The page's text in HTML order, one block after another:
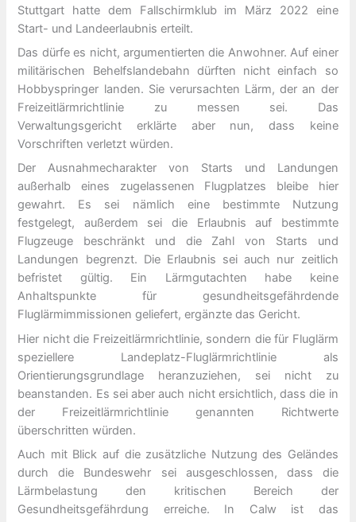
Stuttgart hatte dem Fallschirmklub im März 2022 eine
Start- und Landeerlaubnis erteilt.
Das dürfe es nicht, argumentierten die Anwohner. Auf einer
militärischen Behelfslandebahn dürften nicht einfach so
Hobbyspringer landen. Sie verursachten Lärm, der an der
Freizeitlärmrichtlinie zu messen sei. Das
Verwaltungsgericht erklärte aber nun, dass keine
Vorschriften verletzt würden.
Der Ausnahmecharakter von Starts und Landungen
außerhalb eines zugelassenen Flugplatzes bleibe hier
gewahrt. Es sei nämlich eine bestimmte Nutzung
festgelegt, außerdem sei die Erlaubnis auf bestimmte
Flugzeuge beschränkt und die Zahl von Starts und
Landungen begrenzt. Die Erlaubnis sei auch nur zeitlich
befristet gültig. Ein Lärmgutachten habe keine
Anhaltspunkte für gesundheitsgefährdende
Fluglärmimmissionen geliefert, ergänzte das Gericht.
Hier nicht die Freizeitlärmrichtlinie, sondern die für Fluglärm
speziellere Landeplatz-Fluglärmrichtlinie als
Orientierungsgrundlage heranzuziehen, sei nicht zu
beanstanden. Es sei aber auch nicht ersichtlich, dass die in
der Freizeitlärmrichtlinie genannten Richtwerte
überschritten würden.
Auch mit Blick auf die zusätzliche Nutzung des Geländes
durch die Bundeswehr sei ausgeschlossen, dass die
Lärmbelastung den kritischen Bereich der
Gesundheitsgefährdung erreiche. In Calw ist das